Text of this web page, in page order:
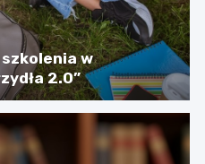
w
2.0”